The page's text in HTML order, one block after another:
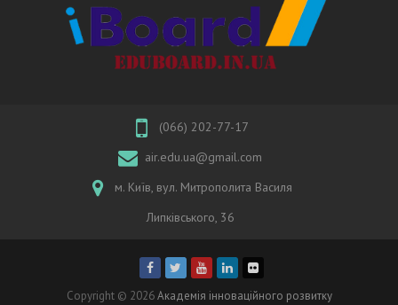
(066) 202-77-17
air.edu.ua@gmail.com
м. Київ, вул. Митрополита Василя
Липківського, 36
Copyright © 2026Академія інноваційного розвитку